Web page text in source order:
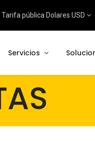
Tarifa pública Dolares USD
Servicios